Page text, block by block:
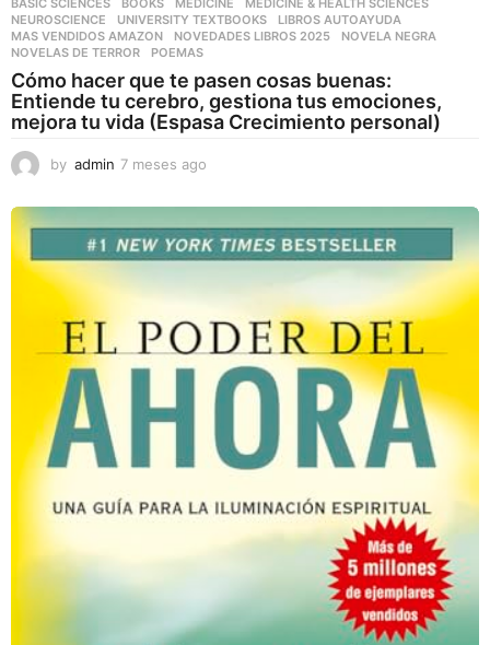
BASIC SCIENCES ,BOOKS ,MEDICINE ,MEDICINE & HEALTH SCIENCES
NEUROSCIENCE
,UNIVERSITY TEXTBOOKS LIBROS AUTOAYUDA
MAS VENDIDOS AMAZON
,NOVEDADES LIBROS 2025 ,NOVELA NEGRA
NOVELAS DE TERROR
,POEMAS
Cómo hacer que te pasen cosas buenas:
Entiende tu cerebro, gestiona tus emociones,
mejora tu vida (Espasa Crecimiento personal)
by admin 7 meses ago
e
s
e
o